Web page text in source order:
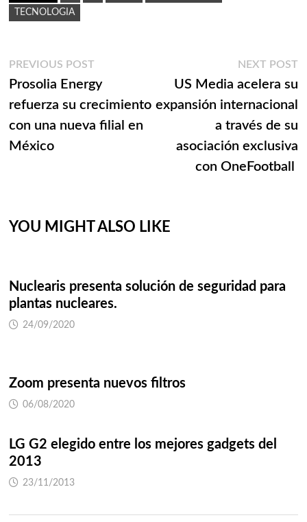
TECNOLOGIA
Navegación
de
entradas
PREVIOUS POSTPrevious
post:
Prosolia Energy
refuerza su crecimiento
con una nueva filial en
México
NEXT POST
US Media acelera su
expansión internacional
a través de su
asociación exclusiva
con OneFootball
YOU MIGHT ALSO LIKE
Nuclearis presenta solución de seguridad para
plantas nucleares.
24/09/2020
Zoom presenta nuevos filtros
06/08/2020
LG G2 elegido entre los mejores gadgets del
2013
23/11/2013